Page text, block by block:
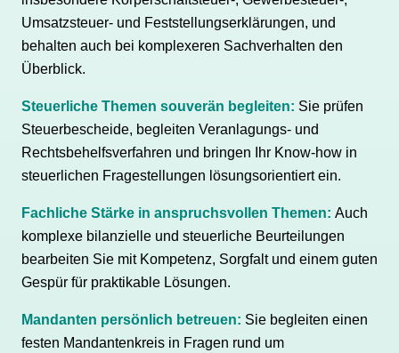
Umsatzsteuer- und Feststellungserklärungen, und
behalten auch bei komplexeren Sachverhalten den
Überblick.
Steuerliche Themen souverän begleiten: Sie prüfen
Steuerbescheide, begleiten Veranlagungs- und
Rechtsbehelfsverfahren und bringen Ihr Know-how in
steuerlichen Fragestellungen lösungsorientiert ein.
Fachliche Stärke in anspruchsvollen Themen: Auch
komplexe bilanzielle und steuerliche Beurteilungen
bearbeiten Sie mit Kompetenz, Sorgfalt und einem guten
Gespür für praktikable Lösungen.
Mandanten persönlich betreuen: Sie begleiten einen
festen Mandantenkreis in Fragen rund um